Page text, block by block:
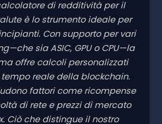
di redditività per il
è lo strumento ideale per
Con supporto per vari
sia ASIC, GPU o CPU—la
offre calcoli personalizzati
reale della blockchain.
fattori come ricompense
di rete e prezzi di mercato
Ciò che distingue il nostro